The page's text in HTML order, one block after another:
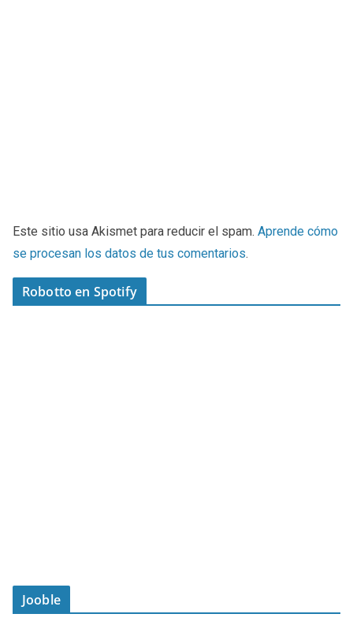
Este sitio usa Akismet para reducir el spam. Aprende cómo
se procesan los datos de tus comentarios.
Robotto en Spotify
Jooble